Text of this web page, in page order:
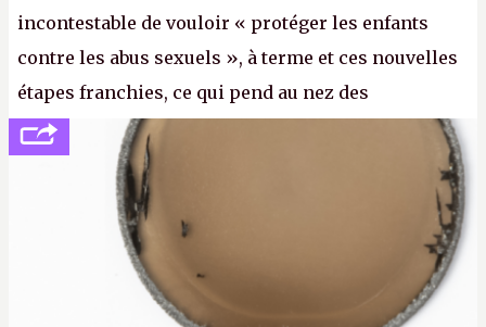
incontestable de vouloir « protéger les enfants
contre les abus sexuels », à terme et ces nouvelles
étapes franchies, ce qui pend au nez des
internautes est à n'en point douter la mise en place
de l’identification obligatoire pour se connecter au
http://cpc.cx/AH432N1
- Crédit photo : Pexels -